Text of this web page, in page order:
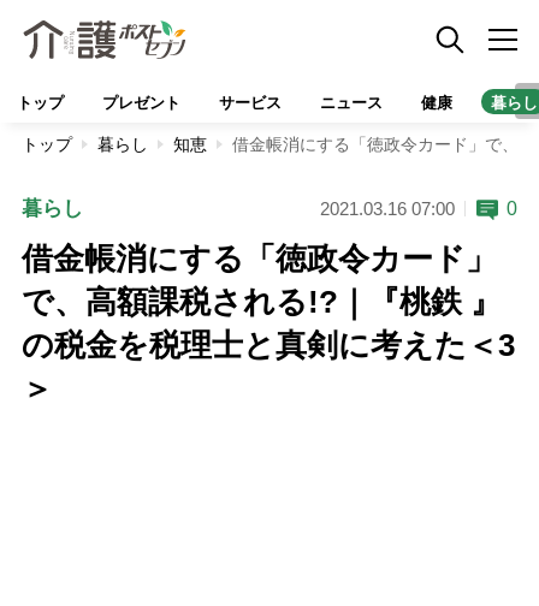
トップ プレゼント サービス ニュース 健康 暮らし
トップ 暮らし 知恵 借金帳消にする「徳政令カード」で、
暮らし 2021.03.16 07:00 0
借金帳消にする「徳政令カード」
で、高額課税される!?｜『桃鉄 』
の税金を税理士と真剣に考えた＜3
＞